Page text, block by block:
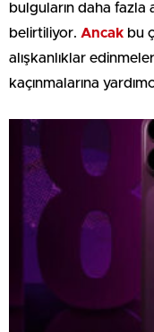
bulguların daha fazla
belirtiliyor. Ancak bu
alışkanlıklar
kaçınmalarına